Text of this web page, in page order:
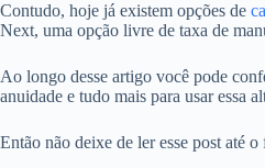
Contudo, hoje já existem opções de
Next, uma opção livre de taxa de
Ao longo desse artigo você pode
anuidade e tudo mais para usar essa
Então não deixe de ler esse post até